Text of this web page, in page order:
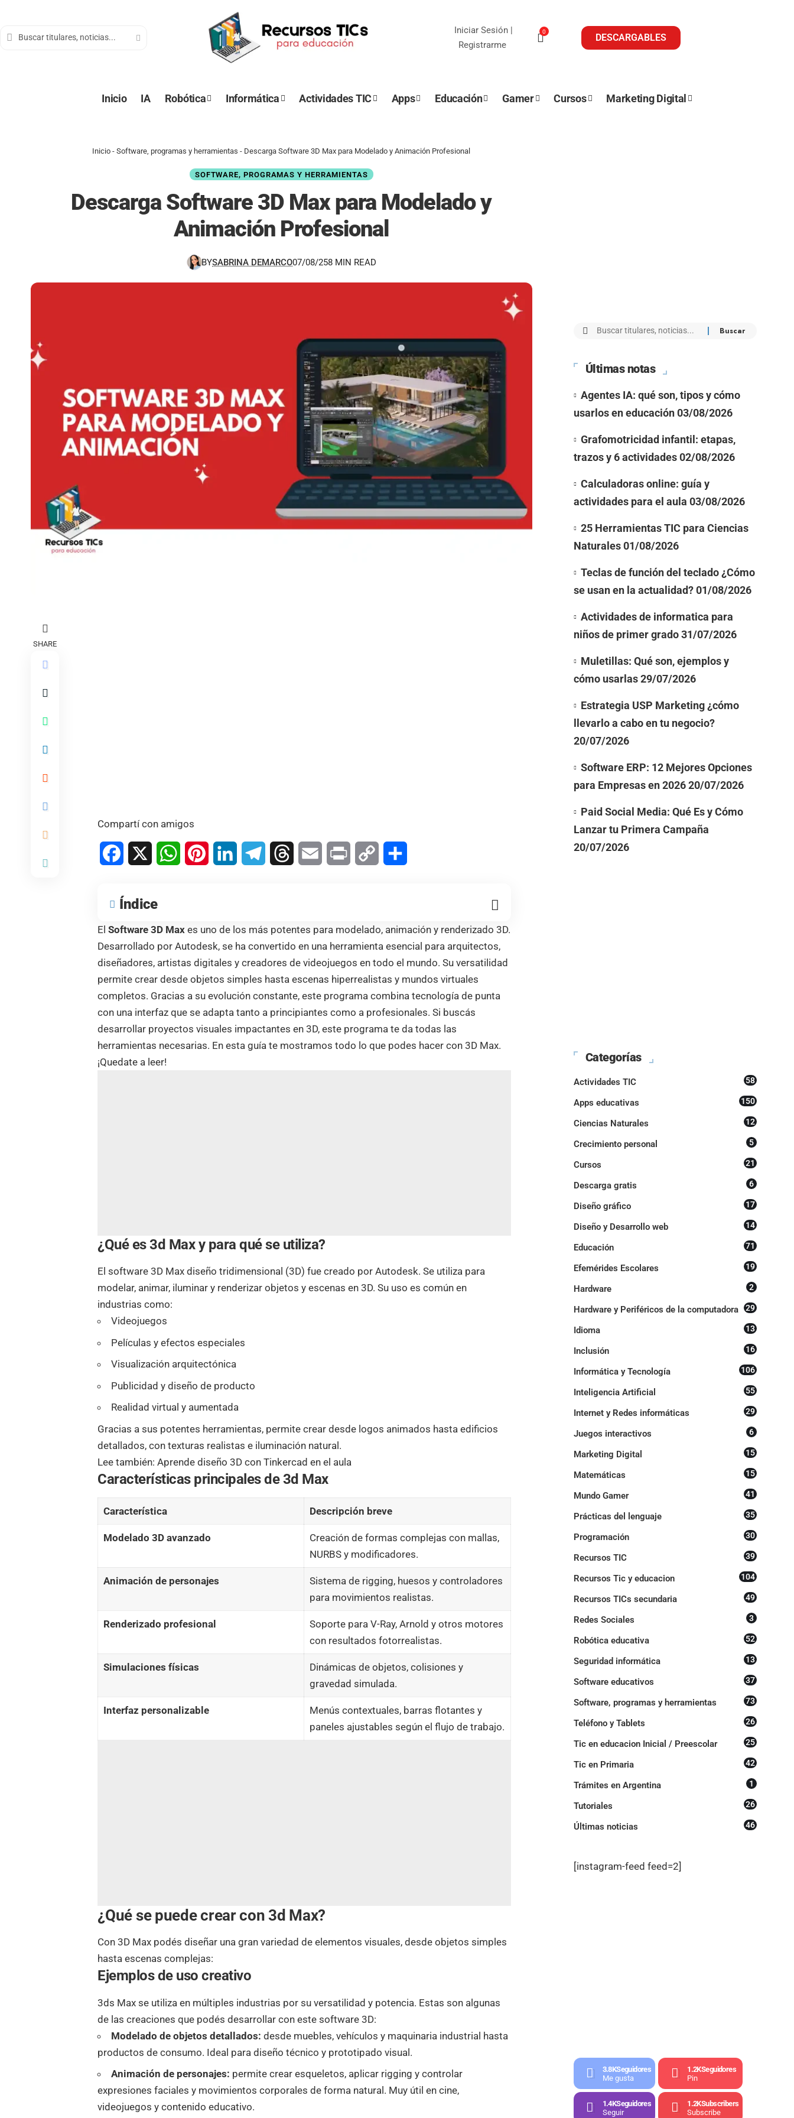
Iniciar Sesión|
Registrarme
0
DESCARGABLES
Inicio IA Robótica Informática Actividades TIC Apps Educación Gamer Cursos Marketing Digital
Inicio -Software, programas y herramientas - Descarga Software 3D Max para Modelado y Animación Profesional
SOFTWARE, PROGRAMAS Y HERRAMIENTAS
Descarga Software 3D Max para Modelado y
Animación Profesional
BYSABRINA DEMARCO07/08/258 MIN READ
SHARE
Compartí con amigos
Facebook WhatsAppPinterestLinkedIn TelegramThreads Email Print Copy
Índice
ElSoftware 3D Maxes uno de los más potentes para modelado, animación y renderizado 3D.
Desarrollado por Autodesk, se ha convertido en una herramienta esencial para arquitectos,
diseñadores, artistas digitales y creadores de videojuegos en todo el mundo. Su versatilidad
permite crear desde objetos simples hasta escenas hiperrealistas y mundos virtuales
completos. Gracias a su evolución constante, este programa combina tecnología de punta
con una interfaz que se adapta tanto a principiantes como a profesionales. Si buscás
desarrollar proyectos visuales impactantes en 3D, este programa te da todas las
herramientas necesarias. En esta guía te mostramos todo lo que podes hacer con 3D Max.
¡Quedate a leer!
¿Qué es 3d Max y para qué se utiliza?
El software 3D Max diseño tridimensional (3D) fue creado por Autodesk. Se utiliza para
modelar, animar, iluminar y renderizar objetos y escenas en 3D. Su uso es común en
industrias como:
Videojuegos
Películas y efectos especiales
Visualización arquitectónica
Publicidad y diseño de producto
Realidad virtual y aumentada
Gracias a sus potentes herramientas, permite crear desde logos animados hasta edificios
detallados, con texturas realistas e iluminación natural.
Lee también:Aprende diseño 3D con Tinkercad en el aula
Características principales de 3d Max
Característica Descripción breve
Modelado 3D avanzado
Creación de formas complejas con mallas,
NURBS y modificadores.
Animación de personajes
Sistema de rigging, huesos y controladores
para movimientos realistas.
Renderizado profesional
Soporte para V-Ray, Arnold y otros motores
con resultados fotorrealistas.
Simulaciones físicas
Dinámicas de objetos, colisiones y
gravedad simulada.
Interfaz personalizable
Menús contextuales, barras flotantes y
paneles ajustables según el flujo de trabajo.
¿Qué se puede crear con 3d Max?
Con 3D Max podés diseñar una gran variedad de elementos visuales, desde objetos simples
hasta escenas complejas:
Ejemplos de uso creativo
3ds Max se utiliza en múltiples industrias por su versatilidad y potencia. Estas son algunas
de las creaciones que podés desarrollar con este software 3D:
Modelado de objetos detallados: desde muebles, vehículos y maquinaria industrial hasta
productos de consumo. Ideal para diseño técnico y prototipado visual.
Animación de personajes: permite crear esqueletos, aplicar rigging y controlar
expresiones faciales y movimientos corporales de forma natural. Muy útil en cine,
videojuegos y contenido educativo.
Últimas notas
Agentes IA: qué son, tipos y cómo
usarlos en educación 03/08/2026
Grafomotricidad infantil: etapas,
trazos y 6 actividades 02/08/2026
Calculadoras online: guía y
actividades para el aula 03/08/2026
25 Herramientas TIC para Ciencias
Naturales 01/08/2026
Teclas de función del teclado ¿Cómo
se usan en la actualidad? 01/08/2026
Actividades de informatica para
niños de primer grado 31/07/2026
Muletillas: Qué son, ejemplos y
cómo usarlas 29/07/2026
Estrategia USP Marketing ¿cómo
llevarlo a cabo en tu negocio?
20/07/2026
Software ERP: 12 Mejores Opciones
para Empresas en 2026 20/07/2026
Paid Social Media: Qué Es y Cómo
Lanzar tu Primera Campaña
20/07/2026
Categorías
Actividades TIC 58
Apps educativas 150
Ciencias Naturales 12
Crecimiento personal 5
Cursos 21
Descarga gratis 6
Diseño gráfico 17
Diseño y Desarrollo web 14
Educación 71
Efemérides Escolares 19
Hardware 2
Hardware y Periféricos de la computadora 29
Idioma 13
Inclusión 16
Informática y Tecnología 106
Inteligencia Artificial 55
Internet y Redes informáticas 29
Juegos interactivos 6
Marketing Digital 15
Matemáticas 15
Mundo Gamer 41
Prácticas del lenguaje 35
Programación 30
Recursos TIC 39
Recursos Tic y educacion 104
Recursos TICs secundaria 49
Redes Sociales 3
Robótica educativa 52
Seguridad informática 13
Software educativos 37
Software, programas y herramientas 73
Teléfono y Tablets 26
Tic en educacion Inicial / Preescolar 25
Tic en Primaria 42
Trámites en Argentina 1
Tutoriales 26
Últimas noticias 46
[instagram-feed feed=2]
3.8KSeguidores
Me gusta
1.2KSeguidores
Pin
1.4KSeguidores
Seguir
1.2KSubscribers
Subscribe